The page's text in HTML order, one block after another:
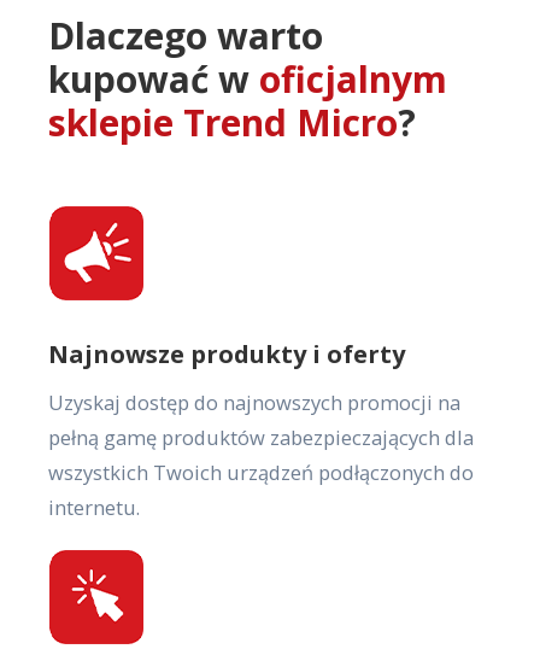
Dlaczego warto
kupować w oficjalnym
sklepie Trend Micro?
Najnowsze produkty i oferty
Uzyskaj dostęp do najnowszych promocji na
pełną gamę produktów zabezpieczających dla
wszystkich Twoich urządzeń podłączonych do
internetu.